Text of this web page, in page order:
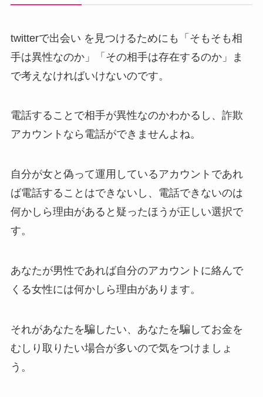
twitterで出会い を見つけるためにも「そもそも相
手は異性なのか」「その相手は存在するのか」ま
で考えなければいけないのです。
電話することで相手が異性なのかわかるし、詐欺
アカウントなら電話ができませんよね。
自分が女と偽って運用しているアカウントであれ
ば電話することはできないし、電話できないのは
何かしら理由があると疑ったほうが正しい選択で
す。
あなたが男性であれば自分のアカウントに絡んで
くる女性には何かしら理由があります。
それがあなたを騙したい、あなたを騙してお金を
むしり取りたい場合が多いので気をつけましょ
う。